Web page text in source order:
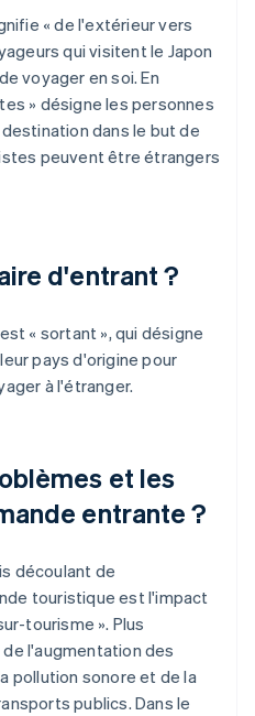
« de l'extérieur vers
qui visitent le Japon
voyager en soi. En
» désigne les personnes
dans le but de
peuvent être étrangers
d'entrant ?
« sortant », qui désigne
pays d'origine pour
à l'étranger.
et les
entrante ?
découlant de
touristique est l'impact
tourisme ». Plus
l'augmentation des
pollution sonore et de la
publics. Dans le